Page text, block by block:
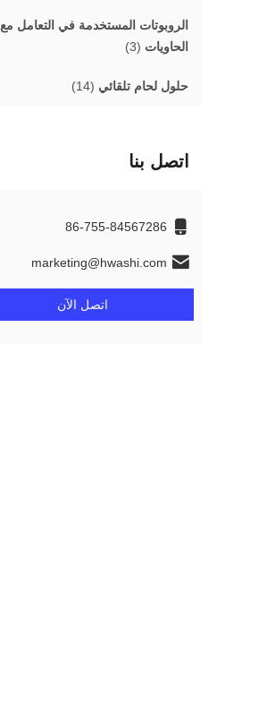
الروبوتات المستخدمة في التعامل مع
الحاويات (3)
حلول لحام تلقائي (14)
اتصل بنا
86-755-84567286
marketing@hwashi.com
اتصل الآن